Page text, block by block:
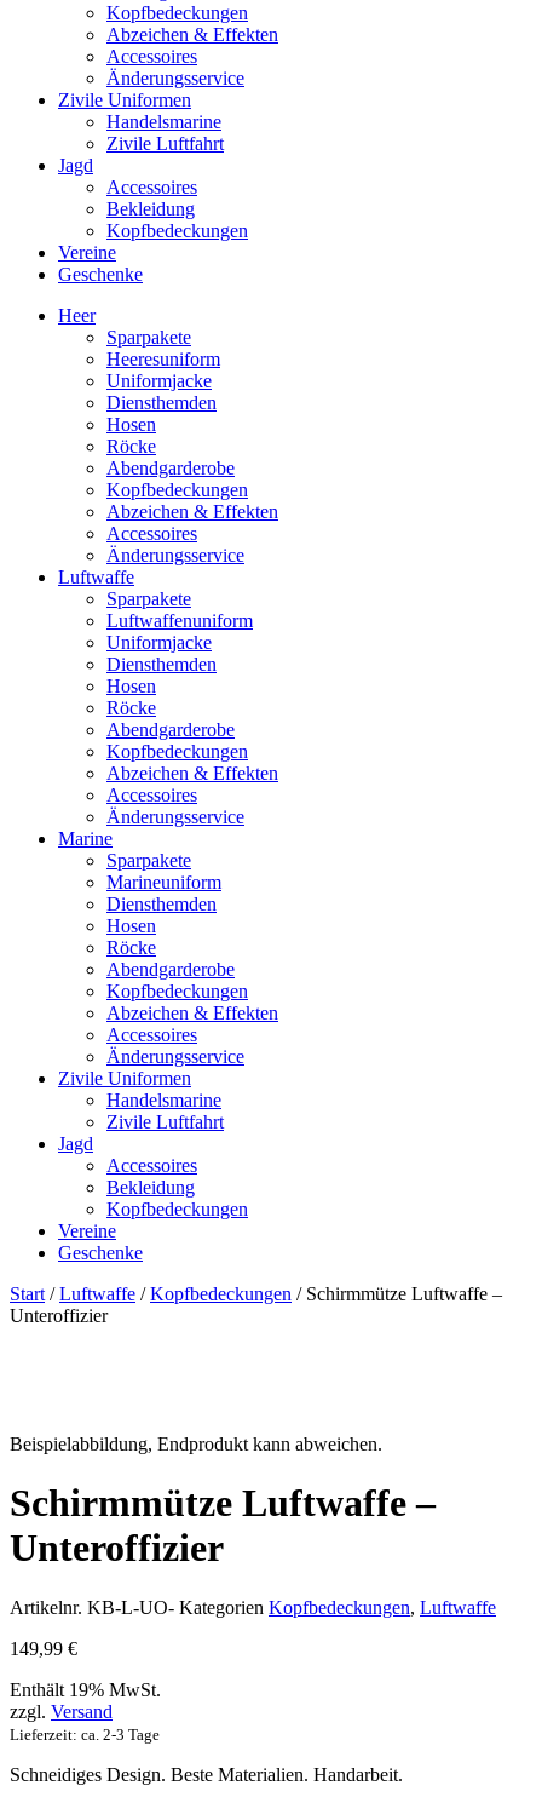
Kopfbedeckungen
Abzeichen & Effekten
Accessoires
Änderungsservice
Zivile Uniformen
Handelsmarine
Zivile Luftfahrt
Jagd
Accessoires
Bekleidung
Kopfbedeckungen
Vereine
Geschenke
Heer
Sparpakete
Heeresuniform
Uniformjacke
Diensthemden
Hosen
Röcke
Abendgarderobe
Kopfbedeckungen
Abzeichen & Effekten
Accessoires
Änderungsservice
Luftwaffe
Sparpakete
Luftwaffenuniform
Uniformjacke
Diensthemden
Hosen
Röcke
Abendgarderobe
Kopfbedeckungen
Abzeichen & Effekten
Accessoires
Änderungsservice
Marine
Sparpakete
Marineuniform
Diensthemden
Hosen
Röcke
Abendgarderobe
Kopfbedeckungen
Abzeichen & Effekten
Accessoires
Änderungsservice
Zivile Uniformen
Handelsmarine
Zivile Luftfahrt
Jagd
Accessoires
Bekleidung
Kopfbedeckungen
Vereine
Geschenke
Start /Luftwaffe /Kopfbedeckungen / Schirmmütze Luftwaffe –
Unteroffizier
Beispielabbildung, Endprodukt kann abweichen.
Schirmmütze Luftwaffe –
Unteroffizier
Artikelnr. KB-L-UO- Kategorien Kopfbedeckungen, Luftwaffe
149,99 €
Enthält 19% MwSt.
zzgl. Versand
Lieferzeit: ca. 2-3 Tage
Schneidiges Design. Beste Materialien. Handarbeit.